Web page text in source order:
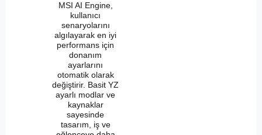
MSI AI Engine,
kullanıcı
senaryolarını
algılayarak en iyi
performans için
donanım
ayarlarını
otomatik olarak
değiştirir. Basit YZ
ayarlı modlar ve
kaynaklar
sayesinde
tasarım, iş ve